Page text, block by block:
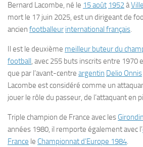
Bernard Lacombe, né le 15 août 1952à
mort le 17 juin 2025, est un dirigeant de
ancien footballeur international français.
Il est le deuxième meilleur buteur du
football, avec 255 buts inscrits entre 1970
que par l’avant-centre argentin Delio Onnis
Lacombe est considéré comme un
jouer le rôle du passeur, de l’attaquant en
Triple champion de France avec les
années 1980, il remporte également avec l’
France le Championnat d’Europe 1984.